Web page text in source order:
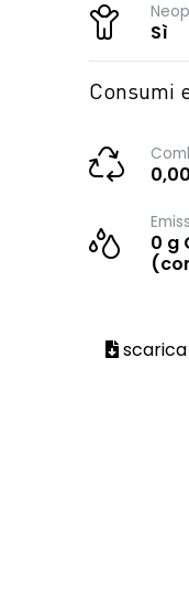
Sì
Consumi
0 g